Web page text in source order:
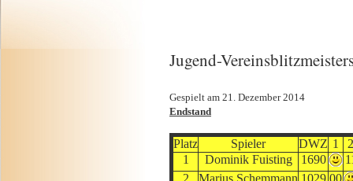
Jugend-
Gespielt am 21. Dezember 2014
Endstand
Platz Spieler DWZ 1
2
1
Dominik Fuisting 1690
2
Marius Schemmann 1029 00